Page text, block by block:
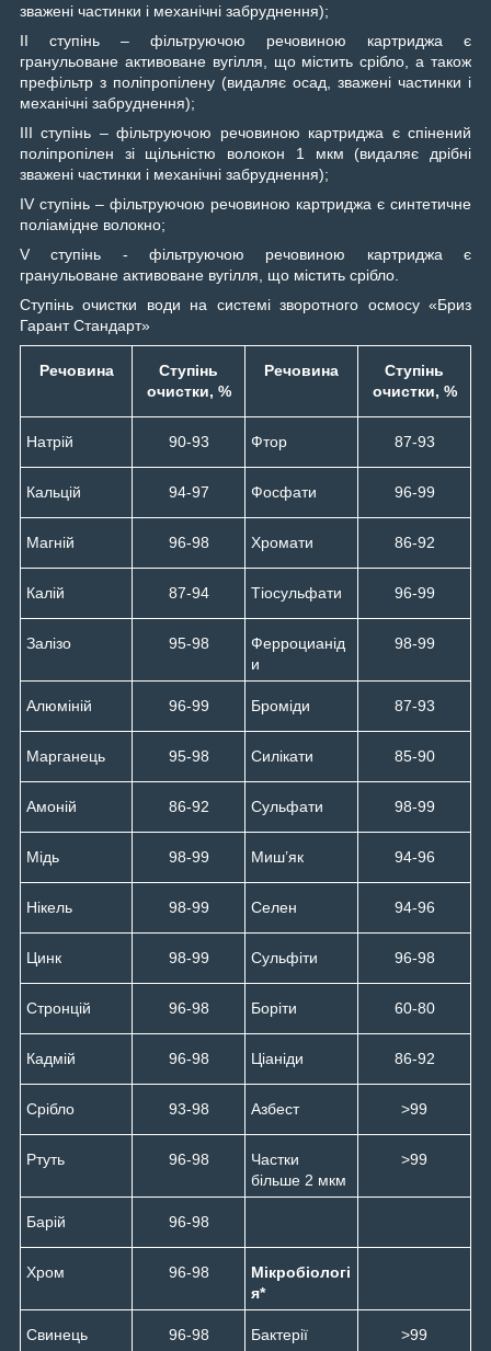
зважені частинки і механічні забруднення);
II ступінь – фільтруючою речовиною картриджа є
гранульоване активоване вугілля, що містить срібло, а також
префільтр з поліпропілену (видаляє осад, зважені частинки і
механічні забруднення);
III ступінь – фільтруючою речовиною картриджа є спінений
поліпропілен зі щільністю волокон 1 мкм (видаляє дрібні
зважені частинки і механічні забруднення);
IV ступінь – фільтруючою речовиною картриджа є синтетичне
поліамідне волокно;
V ступінь - фільтруючою речовиною картриджа є
гранульоване активоване вугілля, що містить срібло.
Ступінь очистки води на системі зворотного осмосу «Бриз
Гарант Стандарт»
Речовина
Ступінь
очистки, %
Речовина
Ступінь
очистки, %
Натрій 90-93 Фтор 87-93
Кальцій 94-97 Фосфати 96-99
Магній 96-98 Хромати 86-92
Калій 87-94 Тіосульфати 96-99
Залізо 95-98
Ферроцианід
и
98-99
Алюміній 96-99 Броміди 87-93
Марганець 95-98 Силікати 85-90
Амоній 86-92 Сульфати 98-99
Мідь 98-99 Миш’як 94-96
Нікель 98-99 Селен 94-96
Цинк 98-99 Сульфіти 96-98
Стронцій 96-98 Боріти 60-80
Кадмій 96-98 Ціаніди 86-92
Срібло 93-98 Азбест >99
Ртуть 96-98
Частки
більше 2 мкм
>99
Барій 96-98
Хром 96-98
Мікробіологі
я*
Свинець 96-98 Бактерії >99